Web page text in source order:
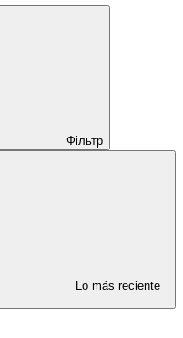
Фільтр
Lo más reciente